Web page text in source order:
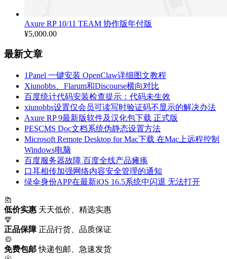
Axure RP 10/11 TEAM 协作版年付版
¥5,000.00
最新文章
1Panel 一键安装 OpenClaw详细图文教程
Xiunobbs、Flarum和Discourse横向对比
百度统计代码安装检查提示：代码未生效
xiunobbs设置仅会员可读写时验证码不显示的解决办法
Axure RP 9最新版软件及汉化包下载 正式版
PESCMS Doc文档系统伪静态设置方法
Microsoft Remote Desktop for Mac下载 在Mac上远程控制
Windows电脑
百度服务器故障 百度全线产品瘫痪
口耳相传加强网络内容安全管理的通知
绿伞身份APP在最新iOS 16.5系统中闪退 无法打开
低价实惠 天天低价、精选实惠
正品保障 正品行货、品质保证
免费包邮 快递包邮、急速发货